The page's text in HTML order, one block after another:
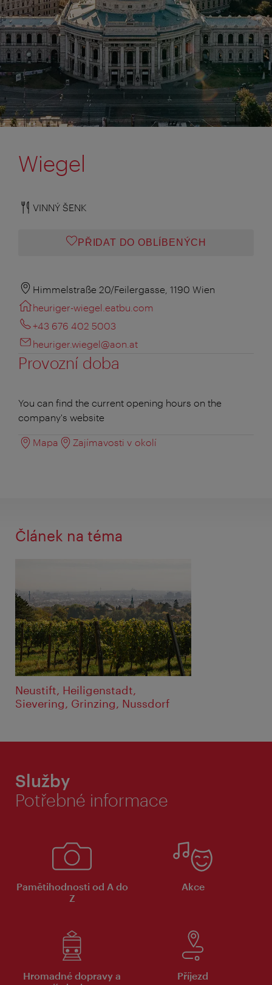
Wiegel
VINNÝ ŠENK
PŘIDAT DO OBLÍBENÝCH
Himmelstraße 20/Feilergasse, 1190 Wien
heuriger-wiegel.eatbu.com
+43 676 402 5003
heuriger.wiegel@aon.at
Provozní doba
You can find the current opening hours on the
company's website
Mapa Zajímavosti v okolí
Článek na téma
Neustift, Heiligenstadt,
Sievering, Grinzing, Nussdorf
Služby
Potřebné informace
Pamětihodnosti od A do
Z
Akce
Hromadné dopravy a
Příjezd